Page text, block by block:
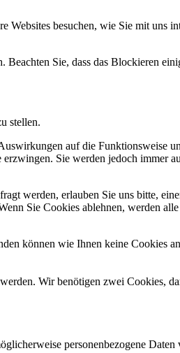
besuchen, wie Sie mit uns
Sie, dass das Blockieren
stellen.
auf die Funktionsweise
Sie werden jedoch immer
werden, erlauben Sie uns bitte,
Sie Cookies ablehnen, werden
können wie Ihnen keine Cookies
Wir benötigen zwei Cookies,
personenbezogene